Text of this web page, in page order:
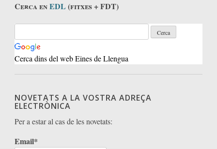
Cerca enEDL (fitxes + FDT)
Cerca dins del web Eines de Llengua
NOVETATS A LA VOSTRA ADREÇA
ELECTRÒNICA
Per a estar al cas de les novetats:
Email*